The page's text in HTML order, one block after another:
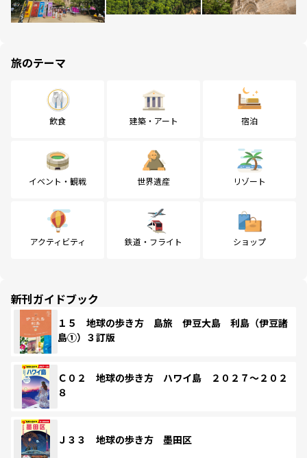
旅のテーマ
飲食 建築・アート 宿泊
イベント・観戦 世界遺産 リゾート
アクティビティ 鉄道・フライト ショップ
新刊ガイドブック
１５ 地球の歩き方 島旅 伊豆大島 利島（伊豆諸
島①）３訂版
Ｃ０２ 地球の歩き方 ハワイ島 ２０２７～２０２
８
Ｊ３３ 地球の歩き方 墨田区